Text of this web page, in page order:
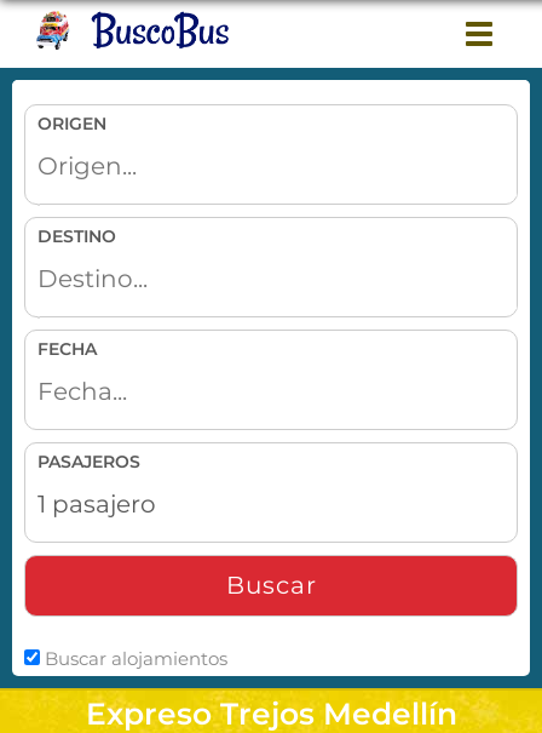
Toggle
ORIGEN
DESTINO
FECHA
PASAJEROS
Buscar
Buscar alojamientos
Expreso Trejos Medellín